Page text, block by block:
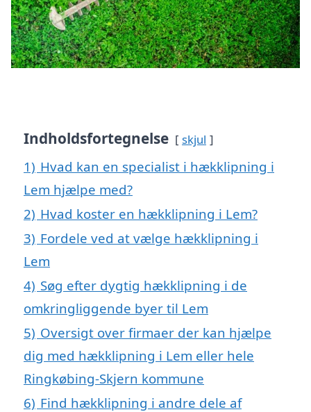
Indholdsfortegnelse skjul
1) Hvad kan en specialist i hækklipning i
Lem hjælpe med?
2) Hvad koster en hækklipning i Lem?
3) Fordele ved at vælge hækklipning i
Lem
4) Søg efter dygtig hækklipning i de
omkringliggende byer til Lem
5) Oversigt over firmaer der kan hjælpe
dig med hækklipning i Lem eller hele
Ringkøbing-Skjern kommune
6) Find hækklipning i andre dele af